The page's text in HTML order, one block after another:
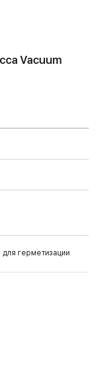
Vacuum
для герметизации